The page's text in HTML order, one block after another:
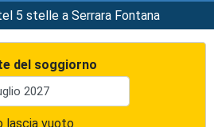
5 stelle a Serrara Fontana
del soggiorno
lascia vuoto